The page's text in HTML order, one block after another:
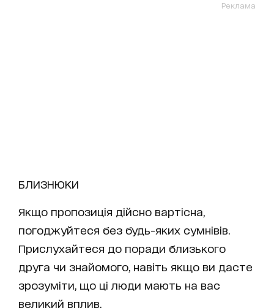
Реклама
БЛИЗНЮКИ
Якщо пропозиція дійсно вартісна,
погоджуйтеся без будь-яких сумнівів.
Прислухайтеся до поради близького
друга чи знайомого, навіть якщо ви дасте
зрозуміти, що ці люди мають на вас
великий вплив.